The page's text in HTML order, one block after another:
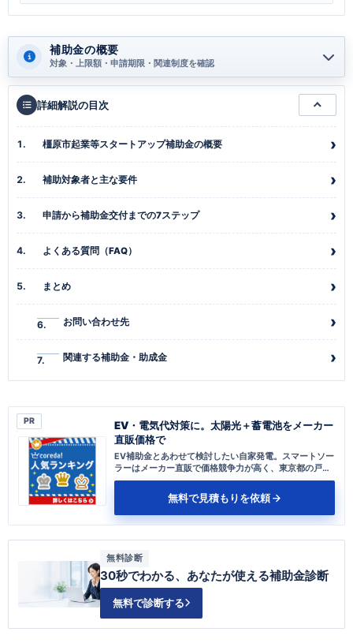
補助金の概要
対象・上限額・申請期限・関連制度を確認
詳細解説の目次
橿原市起業等スタートアップ補助金の概要
補助対象者と主な要件
申請から補助金交付までの7ステップ
よくある質問（FAQ）
まとめ
お問い合わせ先
関連する補助金・助成金
PR
EV・電気代対策に。太陽光＋蓄電池をメーカー
直販価格で
EV補助金とあわせて検討したい自家発電。スマートソー
ラーはメーカー直販で価格競争力が高く、東京都の戸建
てなら補助金活用の相談も無料です。
無料で見積もりを依頼
無料診断
30秒でわかる、あなたが使える補助金診断
無料で診断する